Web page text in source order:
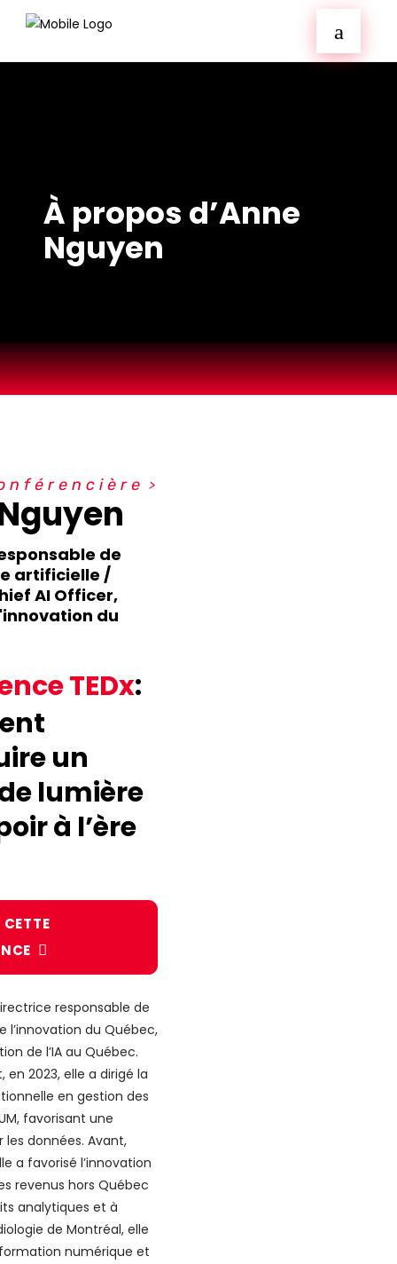
À propos d’Anne
Nguyen
n f é r e n c i è r e
de
artificielle /
AI Officer,
du
TEDx
un
lumière
à l’ère
CETTE
responsable de
l’innovation du Québec,
de l’IA au Québec.
2023, elle a dirigé la
en gestion des
favorisant une
données. Avant,
a favorisé l’innovation
revenus hors Québec
analytiques et à
de Montréal, elle
numérique et